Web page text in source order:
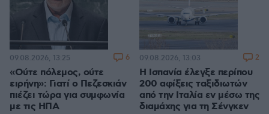
«Ούτε πόλεμος, ούτε
ειρήνη»: Γιατί ο Πεζεσκιάν
πιέζει τώρα για συμφωνία
με τις ΗΠΑ
09.08.2026, 13:25 6
Η Ισπανία έλεγξε περίπου
200 αφίξεις ταξιδιωτών
από την Ιταλία εν μέσω της
διαμάχης για τη Σένγκεν
09.08.2026, 13:03 2